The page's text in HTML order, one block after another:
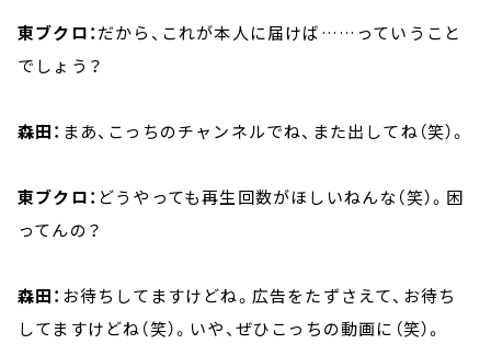
東ブクロ：だから、これが本人に届けば……っていうこと
でしょう？
森田： まあ、こっちのチャンネルでね、また出してね（笑）。
東ブクロ： どうやっても再生回数がほしいねんな（笑）。困
ってんの？
森田： お待ちしてますけどね。広告をたずさえて、お待ち
してますけどね（笑）。いや、ぜひこっちの動画に（笑）。